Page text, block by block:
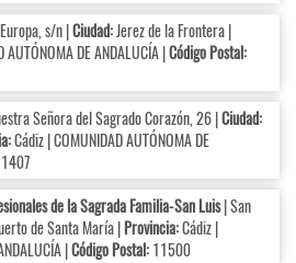
s/n |Ciudad:Jerez de la Frontera |
AUTÓNOMA DE ANDALUCÍA |Código Postal:
Señora del Sagrado Corazón, 26 |Ciudad:
Cádiz | COMUNIDAD AUTÓNOMA DE
de la Sagrada Familia-San Luis| San
de Santa María |Provincia:Cádiz |
|Código Postal:11500